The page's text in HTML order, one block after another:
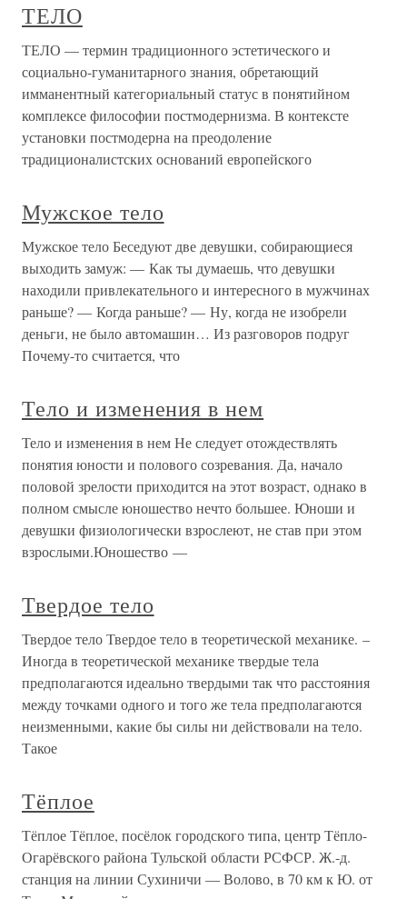
ТЕЛО
ТЕЛО — термин традиционного эстетического и
социально-гуманитарного знания, обретающий
имманентный категориальный статус в понятийном
комплексе философии постмодернизма. В контексте
установки постмодерна на преодоление
традиционалистских оснований европейского
Мужское тело
Мужское тело Беседуют две девушки, собирающиеся
выходить замуж: — Как ты думаешь, что девушки
находили привлекательного и интересного в мужчинах
раньше? — Когда раньше? — Ну, когда не изобрели
деньги, не было автомашин… Из разговоров подруг
Почему-то считается, что
Тело и изменения в нем
Тело и изменения в нем Не следует отождествлять
понятия юности и полового созревания. Да, начало
половой зрелости приходится на этот возраст, однако в
полном смысле юношество нечто большее. Юноши и
девушки физиологически взрослеют, не став при этом
взрослыми.Юношество —
Твердое тело
Твердое тело Твердое тело в теоретической механике. –
Иногда в теоретической механике твердые тела
предполагаются идеально твердыми так что расстояния
между точками одного и того же тела предполагаются
неизменными, какие бы силы ни действовали на тело.
Такое
Тёплое
Тёплое Тёплое, посёлок городского типа, центр Тёпло-
Огарёвского района Тульской области РСФСР. Ж.-д.
станция на линии Сухиничи — Волово, в 70 км к Ю. от